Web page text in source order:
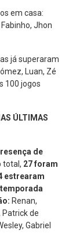
em casa:
Jhon
já superaram
Luan, Zé
100 jogos
ÚLTIMAS
de
total, 27 foram
estrearam
Renan,
Patrick de
Gabriel